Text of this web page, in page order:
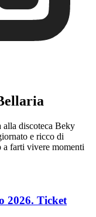
alla discoteca Beky
e ricco di
farti vivere momenti
2026. Ticket